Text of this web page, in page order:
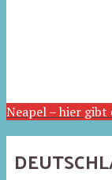
Neapel – hier gibt